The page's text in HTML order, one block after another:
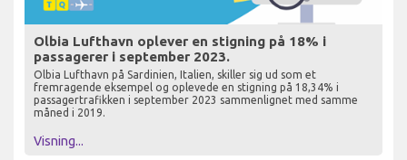
Olbia Lufthavn oplever en stigning på 18% i
passagerer i september 2023.
Olbia Lufthavn på Sardinien, Italien, skiller sig ud som et
fremragende eksempel og oplevede en stigning på 18,34% i
passagertrafikken i september 2023 sammenlignet med samme
måned i 2019.
Visning...